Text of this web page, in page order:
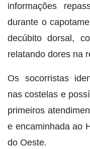
informações
durante o
decúbito dorsal,
relatando dores na
Os socorristas
nas costelas e
primeiros
e encaminhada ao
do Oeste.